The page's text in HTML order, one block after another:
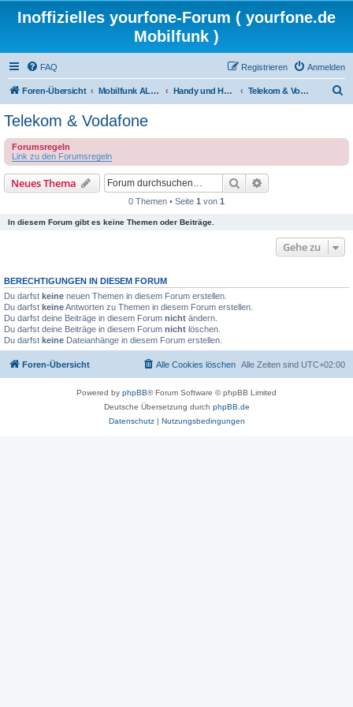
Inoffizielles yourfone-Forum ( yourfone.de
Mobilfunk )
FAQ Anmelden
Registrieren
Foren-Übersicht Mobilfunk ALLGEMEIN Handy und Hardware (Herstellerforen) Telekom & Vodafone
e
Telekom & Vodafone
Forumsregeln
Link zu den Forumsregeln
Neues Thema Suche
0 Themen • Seite 1 von 1
In diesem Forum gibt es keine Themen oder Beiträge.
Gehe zu
BERECHTIGUNGEN IN DIESEM FORUM
Du darfst keine neuen Themen in diesem Forum erstellen.
Du darfst keineAntworten zu Themen in diesem Forum erstellen.
Du darfst deine Beiträge in diesem Forum nicht ändern.
Du darfst deine Beiträge in diesem Forum nicht löschen.
Du darfst keine Dateianhänge in diesem Forum erstellen.
Foren-Übersicht Alle Zeiten sind UTC+02:00
Alle Cookies löschen
Powered by phpBB® Forum Software © phpBB Limited
Deutsche Übersetzung durch phpBB.de
Datenschutz| Nutzungsbedingungen